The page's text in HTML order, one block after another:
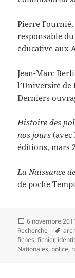
Pierre
responsable
éducative aux
Jean-Marc
l’Université
Derniers
Histoire des
nos jours (avec
éditions, mars
La Naissance
de poche
Publié
le
6 novembre
Recherche
clés
fiches,fichier,
Nationales, police,